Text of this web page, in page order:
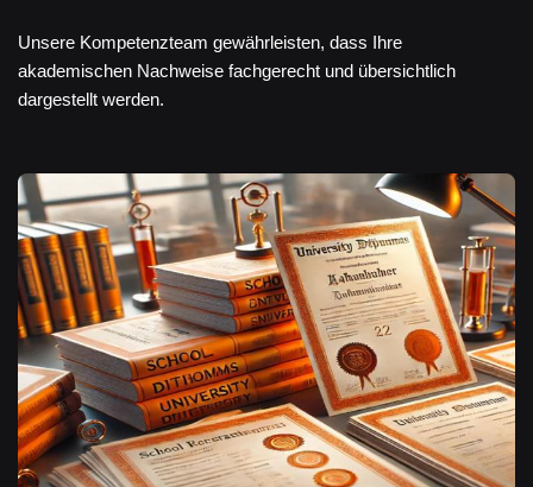
Unsere Kompetenzteam gewährleisten, dass Ihre
akademischen Nachweise fachgerecht und übersichtlich
dargestellt werden.